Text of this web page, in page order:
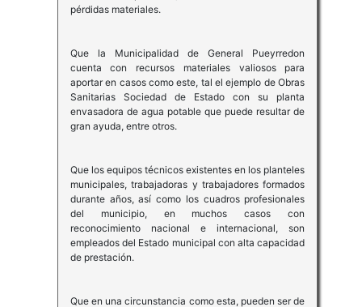
pérdidas materiales.
Que la Municipalidad de General Pueyrredon
cuenta con recursos materiales valiosos para
aportar en casos como este, tal el ejemplo de Obras
Sanitarias Sociedad de Estado con su planta
envasadora de agua potable que puede resultar de
gran ayuda, entre otros.
Que los equipos técnicos existentes en los planteles
municipales, trabajadoras y trabajadores formados
durante años, así como los cuadros profesionales
del municipio, en muchos casos con
reconocimiento nacional e internacional, son
empleados del Estado municipal con alta capacidad
de prestación.
Que en una circunstancia como esta, pueden ser de